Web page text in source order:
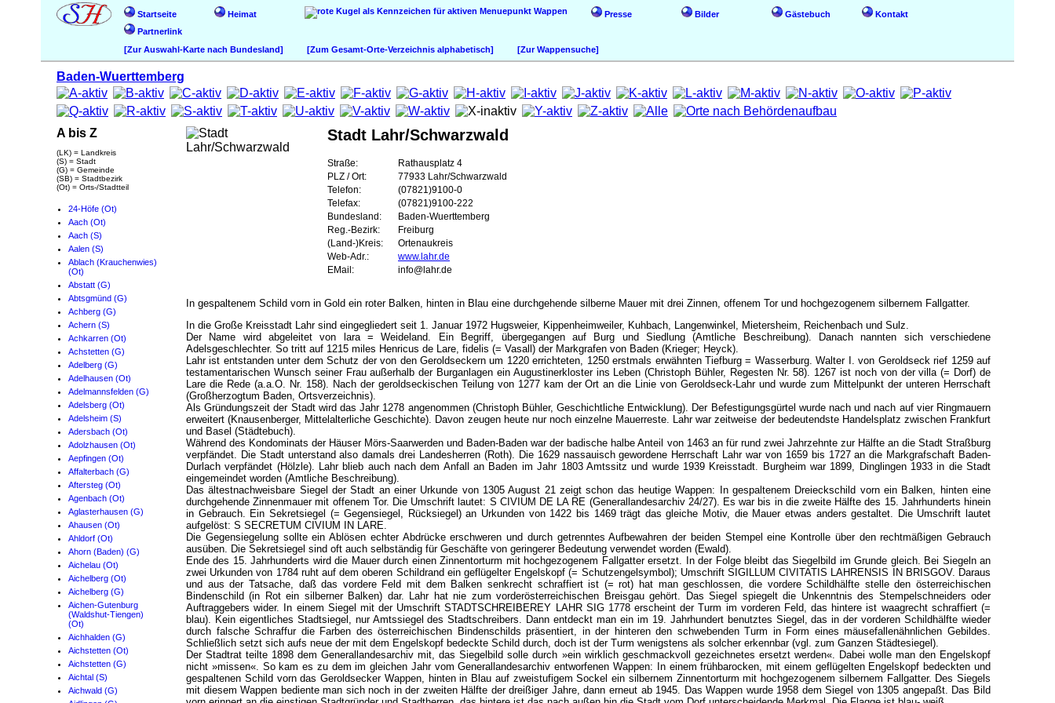
Startseite Heimat Wappen Presse Bilder Gästebuch
Kontakt
Partnerlink
[Zur Auswahl-Karte nach Bundesland]
[Zum Gesamt-Orte-Verzeichnis alphabetisch] [Zur Wappensuche]
Baden-Wuerttemberg
A bis Z
(LK) = Landkreis
(S) = Stadt
(G) = Gemeinde
(SB) = Stadtbezirk
(Ot) = Orts-/Stadtteil
24-Höfe (Ot)
Aach (Ot)
Aach (S)
Aalen (S)
Ablach (Krauchenwies)
(Ot)
Abstatt (G)
Abtsgmünd (G)
Achberg (G)
Achern (S)
Achkarren (Ot)
Achstetten (G)
Adelberg (G)
Adelhausen (Ot)
Adelmannsfelden (G)
Adelsberg (Ot)
Adelsheim (S)
Adersbach (Ot)
Adolzhausen (Ot)
Aepfingen (Ot)
Affalterbach (G)
Aftersteg (Ot)
Agenbach (Ot)
Aglasterhausen (G)
Ahausen (Ot)
Ahldorf (Ot)
Ahorn (Baden) (G)
Aichelau (Ot)
Aichelberg (Ot)
Aichelberg (G)
Aichen-Gutenburg
(Waldshut-Tiengen)
(Ot)
Aichhalden (G)
Aichstetten (Ot)
Aichstetten (G)
Aichtal (S)
Aichwald (G)
Stadt Lahr/Schwarzwald
Straße:
Rathausplatz 4
PLZ / Ort:
77933 Lahr/Schwarzwald
Telefon:
(07821)9100-0
Telefax:
(07821)9100-222
Bundesland:
Baden-Wuerttemberg
Reg.-Bezirk:
Freiburg
(Land-)Kreis:
Ortenaukreis
Web-Adr.:
www.lahr.de
EMail:
info@lahr.de
In gespaltenem Schild vorn in Gold ein roter Balken, hinten in Blau eine durchgehende silberne Mauer mit drei Zinnen, offenem Tor und hochgezogenem silbernem Fallgatter.
In die Große Kreisstadt Lahr sind eingegliedert seit 1. Januar 1972 Hugsweier, Kippenheimweiler, Kuhbach, Langenwinkel, Mietersheim, Reichenbach und Sulz.
Der Name wird abgeleitet von lara = Weideland. Ein Begriff, übergegangen auf Burg und Siedlung (Amtliche Beschreibung). Danach nannten sich verschiedene
Adelsgeschlechter. So tritt auf 1215 miles Henricus de Lare, fidelis (= Vasall) der Markgrafen von Baden (Krieger; Heyck).
Lahr ist entstanden unter dem Schutz der von den Geroldseckern um 1220 errichteten, 1250 erstmals erwähnten Tiefburg = Wasserburg. Walter I. von Geroldseck rief 1259 auf
testamentarischen Wunsch seiner Frau außerhalb der Burganlagen ein Augustinerkloster ins Leben (Christoph Bühler, Regesten Nr. 58). 1267 ist noch von der villa (= Dorf) de
Lare die Rede (a.a.O. Nr. 158). Nach der geroldseckischen Teilung von 1277 kam der Ort an die Linie von Geroldseck-Lahr und wurde zum Mittelpunkt der unteren Herrschaft
(Großherzogtum Baden, Ortsverzeichnis).
Als Gründungszeit der Stadt wird das Jahr 1278 angenommen (Christoph Bühler, Geschichtliche Entwicklung). Der Befestigungsgürtel wurde nach und nach auf vier Ringmauern
erweitert (Knausenberger, Mittelalterliche Geschichte). Davon zeugen heute nur noch einzelne Mauerreste. Lahr war zeitweise der bedeutendste Handelsplatz zwischen Frankfurt
und Basel (Städtebuch).
Während des Kondominats der Häuser Mörs-Saarwerden und Baden-Baden war der badische halbe Anteil von 1463 an für rund zwei Jahrzehnte zur Hälfte an die Stadt Straßburg
verpfändet. Die Stadt unterstand also damals drei Landesherren (Roth). Die 1629 nassauisch gewordene Herrschaft Lahr war von 1659 bis 1727 an die Markgrafschaft Baden-
Durlach verpfändet (Hölzle). Lahr blieb auch nach dem Anfall an Baden im Jahr 1803 Amtssitz und wurde 1939 Kreisstadt. Burgheim war 1899, Dinglingen 1933 in die Stadt
eingemeindet worden (Amtliche Beschreibung).
Das ältestnachweisbare Siegel der Stadt an einer Urkunde von 1305 August 21 zeigt schon das heutige Wappen: In gespaltenem Dreieckschild vorn ein Balken, hinten eine
durchgehende Zinnenmauer mit offenem Tor. Die Umschrift lautet: S CIVIUM DE LA RE (Generallandesarchiv 24/27). Es war bis in die zweite Hälfte des 15. Jahrhunderts hinein
in Gebrauch. Ein Sekretsiegel (= Gegensiegel, Rücksiegel) an Urkunden von 1422 bis 1469 trägt das gleiche Motiv, die Mauer etwas anders gestaltet. Die Umschrift lautet
aufgelöst: S SECRETUM CIVIUM IN LARE.
Die Gegensiegelung sollte ein Ablösen echter Abdrücke erschweren und durch getrenntes Aufbewahren der beiden Stempel eine Kontrolle über den rechtmäßigen Gebrauch
ausüben. Die Sekretsiegel sind oft auch selbständig für Geschäfte von geringerer Bedeutung verwendet worden (Ewald).
Ende des 15. Jahrhunderts wird die Mauer durch einen Zinnentorturm mit hochgezogenem Fallgatter ersetzt. In der Folge bleibt das Siegelbild im Grunde gleich. Bei Siegeln an
zwei Urkunden von 1784 ruht auf dem oberen Schildrand ein geflügelter Engelskopf (= Schutzengelsymbol); Umschrift SIGILLUM CIVITATIS LAHRENSIS IN BRISGOV. Daraus
und aus der Tatsache, daß das vordere Feld mit dem Balken senkrecht schraffiert ist (= rot) hat man geschlossen, die vordere Schildhälfte stelle den österreichischen
Bindenschild (in Rot ein silberner Balken) dar. Lahr hat nie zum vorderösterreichischen Breisgau gehört. Das Siegel spiegelt die Unkenntnis des Stempelschneiders oder
Auftraggebers wider. In einem Siegel mit der Umschrift STADTSCHREIBEREY LAHR SIG 1778 erscheint der Turm im vorderen Feld, das hintere ist waagrecht schraffiert (=
blau). Kein eigentliches Stadtsiegel, nur Amtssiegel des Stadtschreibers. Dann entdeckt man ein im 19. Jahrhundert benutztes Siegel, das in der vorderen Schildhälfte wieder
durch falsche Schraffur die Farben des österreichischen Bindenschilds präsentiert, in der hinteren den schwebenden Turm in Form eines mäusefallenähnlichen Gebildes.
Schließlich setzt sich aufs neue der mit dem Engelskopf bedeckte Schild durch, doch ist der Turm wenigstens als solcher erkennbar (vgl. zum Ganzen Städtesiegel).
Der Stadtrat teilte 1898 dem Generallandesarchiv mit, das Siegelbild solle durch »ein wirklich geschmackvoll gezeichnetes ersetzt werden«. Dabei wolle man den Engelskopf
nicht »missen«. So kam es zu dem im gleichen Jahr vom Generallandesarchiv entworfenen Wappen: In einem frühbarocken, mit einem geflügelten Engelskopf bedeckten und
gespaltenen Schild vorn das Geroldsecker Wappen, hinten in Blau auf zweistufigem Sockel ein silbernem Zinnentorturm mit hochgezogenem silbernem Fallgatter. Des Siegels
mit diesem Wappen bediente man sich noch in der zweiten Hälfte der dreißiger Jahre, dann erneut ab 1945. Das Wappen wurde 1958 dem Siegel von 1305 angepaßt. Das Bild